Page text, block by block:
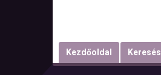
Kezdőoldal Keresés